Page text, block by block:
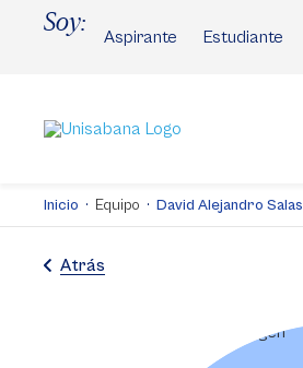
Soy:
Aspirante Estudiante
Inicio Equipo David Alejandro Salas
Atrás